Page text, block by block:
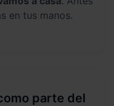
en tus manos.
parte del